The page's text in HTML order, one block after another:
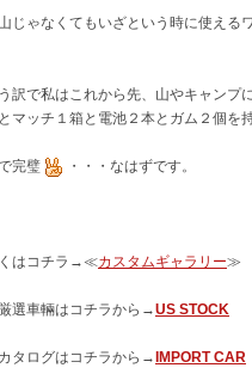
じゃなくてもいざという時に使える
訳で私はこれから先、山やキャンプ
マッチ１箱と電池２本とガム２個を
完璧 ・・・なはずです。
はコチラ→≪カスタムギャラリー≫
選車輛はコチラから→US STOCK
タログはコチラから→ IMPORT CAR